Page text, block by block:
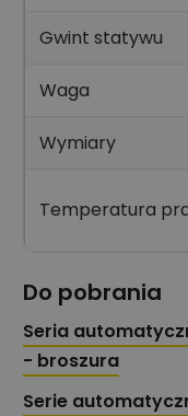
Gwint statywu
Waga
Wymiary
Temperatura
Do pobrania
Seria
- broszura
Serie